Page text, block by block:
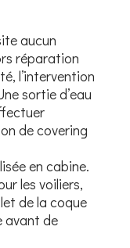
aucun
réparation
l’intervention
sortie d’eau
de covering
en cabine.
les voiliers,
de la coque
avant de